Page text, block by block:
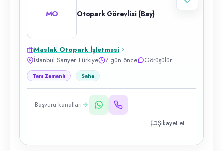
MO Otopark Görevlisi (Bay)
Maslak Otopark İşletmesi
İstanbul Sarıyer Türkiye
7 gün önce Görüşülür
Tam Zamanlı Saha
Başvuru kanalları
Şikayet et